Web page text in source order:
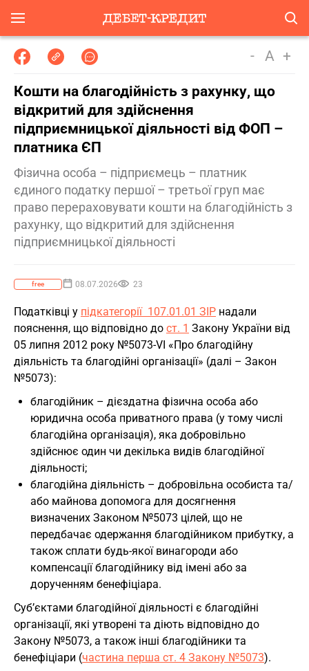
- A +
Кошти на благодійність з рахунку, що
відкритий для здійснення
підприємницької діяльності від ФОП –
платника ЄП
Фізична особа – підприємець – платник
єдиного податку першої – третьої груп має
право перераховувати кошти на благодійність з
рахунку, що відкритий для здійснення
підприємницької діяльності
free 08.07.2026 23
Податківці у підкатегорії 107.01.01 ЗІР надали
пояснення, що відповідно до ст. 1 Закону України від
05 липня 2012 року №5073-VI «Про благодійну
діяльність та благодійні організації» (далі – Закон
№5073):
благодійник – дієздатна фізична особа або
юридична особа приватного права (у тому числі
благодійна організація), яка добровільно
здійснює один чи декілька видів благодійної
діяльності;
благодійна діяльність – добровільна особиста та/
або майнова допомога для досягнення
визначених Законом №5073 цілей, що не
передбачає одержання благодійником прибутку, а
також сплати будь-якої винагороди або
компенсації благодійнику від імені або за
дорученням бенефіціара.
Суб’єктами благодійної діяльності є благодійні
організації, які утворені та діють відповідно до
Закону №5073, а також інші благодійники та
бенефіціари (частина перша ст. 4 Закону №5073).